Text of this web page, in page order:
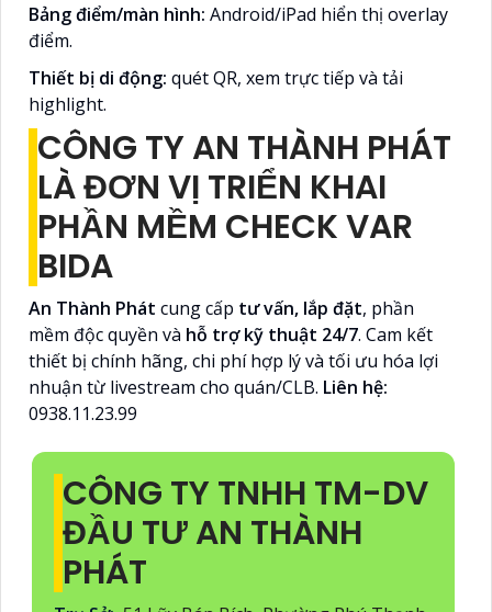
Bảng điểm/màn hình: Android/iPad hiển thị overlay
điểm.
Thiết bị di động: quét QR, xem trực tiếp và tải
highlight.
CÔNG TY AN THÀNH PHÁT
LÀ ĐƠN VỊ TRIỂN KHAI
PHẦN MỀM CHECK VAR
BIDA
An Thành Phát cung cấp tư vấn, lắp đặt, phần
mềm độc quyền và hỗ trợ kỹ thuật 24/7. Cam kết
thiết bị chính hãng, chi phí hợp lý và tối ưu hóa lợi
nhuận từ livestream cho quán/CLB. Liên hệ:
0938.11.23.99
CÔNG TY TNHH TM-DV
ĐẦU TƯ AN THÀNH
PHÁT